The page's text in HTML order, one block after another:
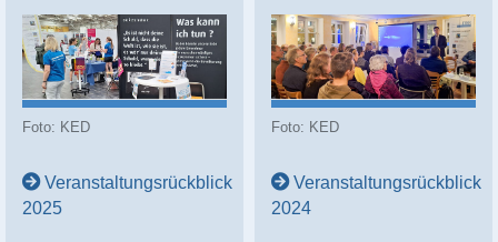
Foto: KED
Veranstaltungsrückblick
2025
Foto: KED
Veranstaltungsrückblick
2024